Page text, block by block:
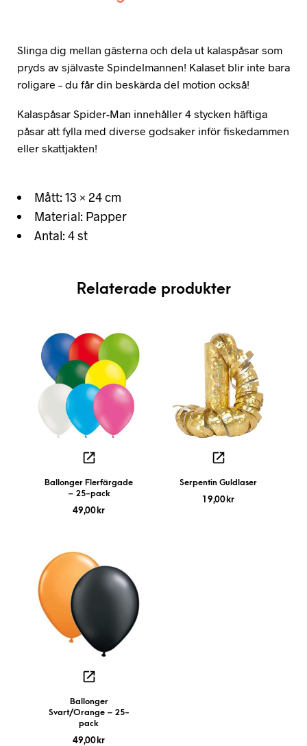
Slinga dig mellan gästerna och dela ut kalaspåsar som
pryds av självaste Spindelmannen! Kalaset blir inte bara
roligare – du får din beskärda del motion också!
Kalaspåsar Spider-Man innehåller 4 stycken häftiga
påsar att fylla med diverse godsaker inför fiskedammen
eller skattjakten!
Mått: 13 × 24 cm
Material: Papper
Antal: 4 st
Relaterade produkter
Ballonger Flerfärgade
– 25-pack
49,00 kr
Serpentin Guldlaser
19,00 kr
Ballonger
Svart/Orange – 25-
pack
49,00 kr